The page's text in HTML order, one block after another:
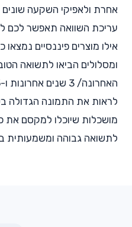
אחרת ולאפיקי השקעה שונים
עריכת השוואה תאפשר לכם
אילו מוצרים פיננסיים
ומסלולים הביאו לתשואה
לראות את התמונה הגדולה
מושכלות שיוכלו למקסם את
לתשואה גבוהה ומשמעותית